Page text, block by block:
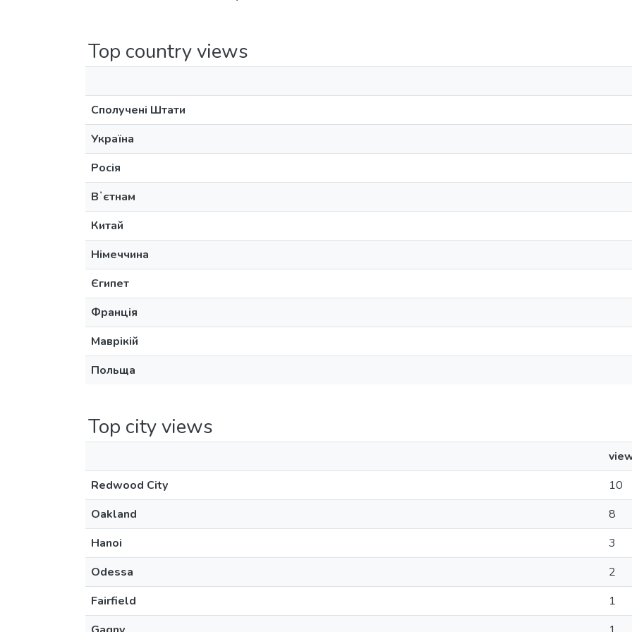
Top country views
Сполучені Штати
Україна
Росія
Вʼєтнам
Китай
Німеччина
Єгипет
Франція
Маврікій
Польща
Top city views
Redwood City
10
Oakland
8
Hanoi
3
Odessa
2
Fairfield
1